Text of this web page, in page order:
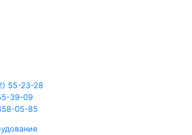
55-23-28
39-09
05-85